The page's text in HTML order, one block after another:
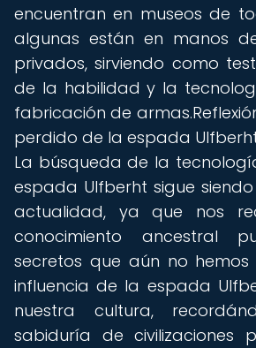
encuentran en museos de
algunas están en manos
privados, sirviendo como
de la habilidad y la
fabricación de
perdido de la espada
La búsqueda de la
espada Ulfberht sigue
actualidad, ya que nos
conocimiento ancestral
secretos que aún no hemos
influencia de la espada
nuestra cultura,
sabiduría de civilizaciones